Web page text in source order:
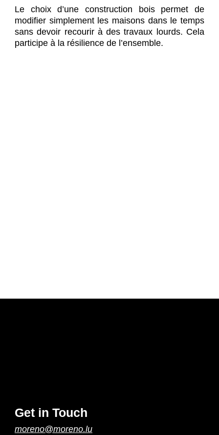
Le choix d’une construction bois permet de
modifier simplement les maisons dans le temps
sans devoir recourir à des travaux lourds. Cela
participe à la résilience de l’ensemble.
Get in Touch
moreno@moreno.lu